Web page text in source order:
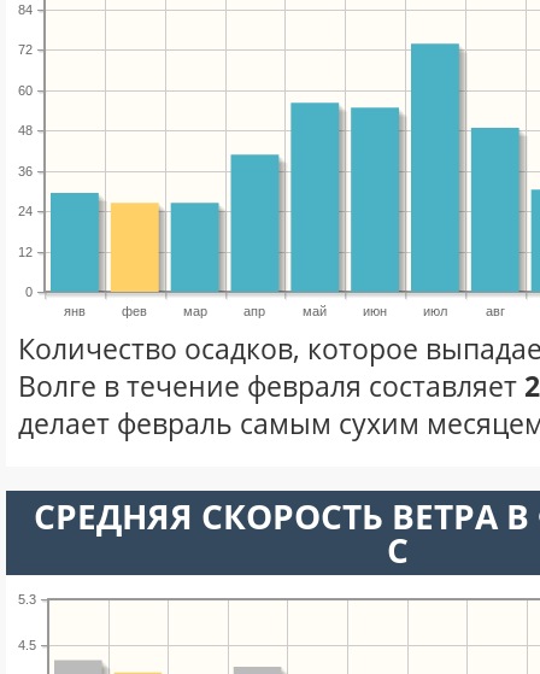
янв фев мар апр май июн июл авг
0
12
24
36
48
60
72
84
Количество осадков, которое
Волге в течение февраля составляет
делает февраль самым сухим
СРЕДНЯЯ СКОРОСТЬ ВЕТРА
С
4.5
5.3